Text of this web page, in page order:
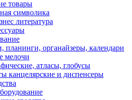
товары
символика
литература
планинги, органайзеры, календари
мелочи
атласы, глобусы
канцелярские и диспенсеры